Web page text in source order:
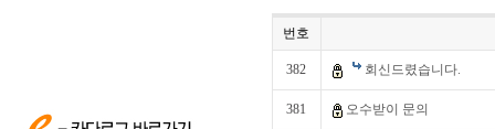
번호
382 회신드렸습니다.
381 오수받이 문의